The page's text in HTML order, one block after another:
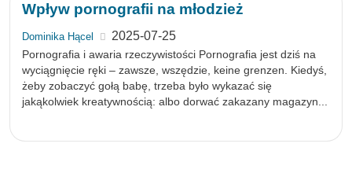
Wpływ pornografii na młodzież
Dominika Hącel 2025-07-25
Pornografia i awaria rzeczywistości Pornografia jest dziś na
wyciągnięcie ręki – zawsze, wszędzie, keine grenzen. Kiedyś,
żeby zobaczyć gołą babę, trzeba było wykazać się
jakąkolwiek kreatywnością: albo dorwać zakazany magazyn...